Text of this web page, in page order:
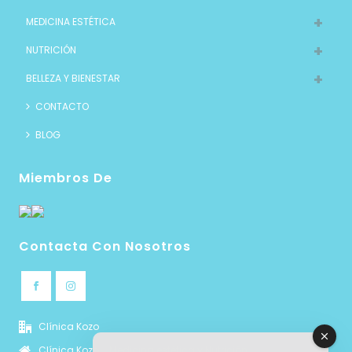
MEDICINA ESTÉTICA
NUTRICIÓN
BELLEZA Y BIENESTAR
CONTACTO
BLOG
Miembros De
Contacta Con Nosotros
Clínica Kozo